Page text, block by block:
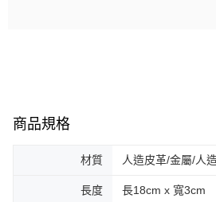
商品規格
材質 人造皮革/金屬/人
長度 長18cm x 寬3cm